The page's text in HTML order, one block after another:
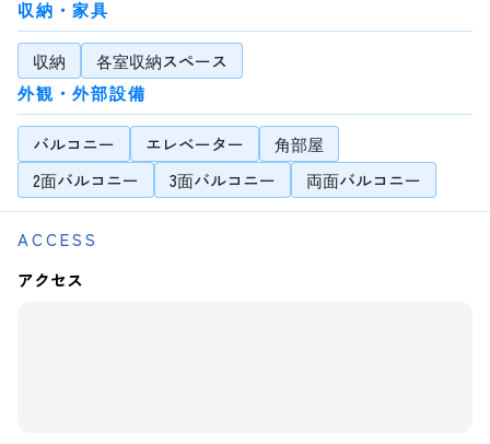
収納・家具
収納
各室収納スペース
外観・外部設備
バルコニー エレベーター
角部屋
2面バルコニー
3面バルコニー 両面バルコニー
ACCESS
アクセス